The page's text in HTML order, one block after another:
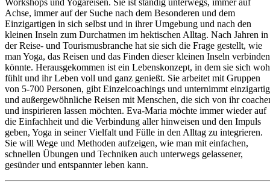
Workshops und Yogareisen. Sie ist standig unterwegs, immer auf
Achse, immer auf der Suche nach dem Besonderen und dem
Einzigartigen in sich selbst und in ihrer Umgebung und nach den
kleinen Inseln zum Durchatmen im hektischen Alltag. Nach Jahren in
der Reise- und Tourismusbranche hat sie sich die Frage gestellt, wie
man Yoga, das Reisen und das Finden dieser kleinen Inseln verbinden
könnte. Herausgekommen ist ein Lebenskonzept, in dem sie sich
fühlt und ihr Leben voll und ganz genießt. Sie arbeitet mit Gruppen
von 5-700 Personen, gibt Einzelcoachings und unternimmt
und außergewöhnliche Reisen mit Menschen, die sich von ihr
und inspirieren lassen möchten. Eva-Maria möchte immer wieder auf
die Einfachheit und die Verbindung aller hinweisen und den Impuls
geben, Yoga in seiner Vielfalt und Fülle in den Alltag zu integrieren.
Sie will Wege und Methoden aufzeigen, wie man mit einfachen,
schnellen Übungen und Techniken auch unterwegs gelassener,
gesünder und entspannter leben kann.